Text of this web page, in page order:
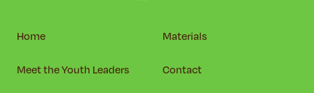
Home
Meet the Youth Leaders
Materials
Contact